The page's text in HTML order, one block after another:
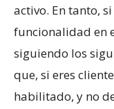
activo. En tanto,
funcionalidad en
siguiendo los
que, si eres
habilitado, y no